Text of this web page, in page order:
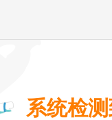
系统检